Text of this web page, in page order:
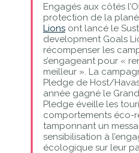
Engagés aux côtés
protection de la
Lionsont lancé le
development Goals
récompenser les
s’engageant pour «
meilleur ». La
Pledge de Host/
année gagné le
Pledge éveille les
comportements éco-
tamponnant un
sensibilisation à
écologique sur leur